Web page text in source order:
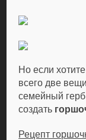
Но если
всего две
семейный
создать
Рецепт